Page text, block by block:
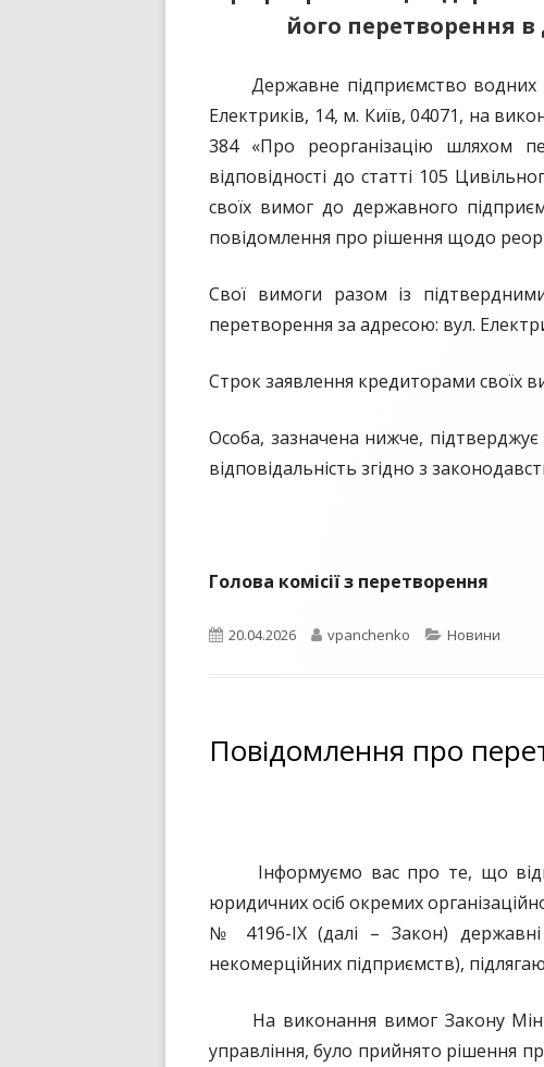
ПУБЛІЧНИЙ ДОГОВІРйого перетворення
Державне підприємство водних
Електриків, 14, м. Київ, 04071, на
384 «Про реорганізацію шляхом
відповідності до статті 105
своїх вимог до державного
повідомлення про рішення щодо
Свої вимоги разом із
перетворення за адресою: вул.
Строк заявлення кредиторами
Особа, зазначена нижче,
відповідальність згідно з
Голова
Опубліковано
20.04.2026 Автор
vpanchenko Категорії
Новини
Повідомлення про
Інформуємо вас про те, що
юридичних осіб окремих
№ 4196-ІХ (далі – Закон)
некомерційних підприємств),
На виконання вимог Закону
управління, було прийнято рішення